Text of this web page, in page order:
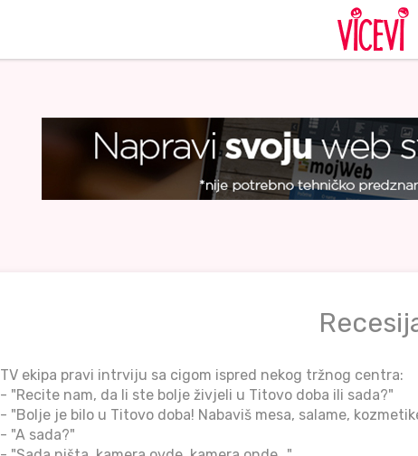
TV ekipa pravi intrviju sa cigom ispred nekog tržnog centra:
- "Recite nam, da li ste bolje živjeli u Titovo doba ili sada?"
- "Bolje je bilo u Titovo doba! Nabaviš mesa, salame,
- "A sada?"